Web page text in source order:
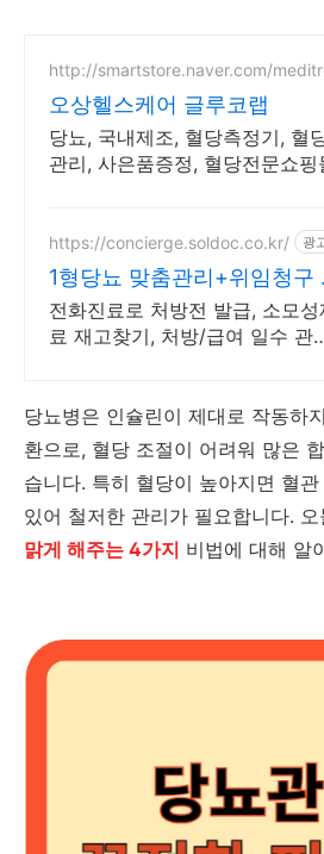
http://smartstore.naver.com/
오상헬스케어 글루코랩
당뇨, 국내제조, 혈당측정기, 혈
관리, 사은품증정, 혈당전문쇼핑
https://concierge.soldoc.co.kr/ 광
1형당뇨 맞춤관리+위임청구
처방 주기 무료알림
전화진료로 처방전 발급, 소모성
료 재고찾기, 처방/급여 일수 관
당뇨병은 인슐린이 제대로 작동하
환으로, 혈당 조절이 어려워 많은
습니다. 특히 혈당이 높아지면 혈
있어 철저한 관리가 필요합니다. 오
맑게 해주는 4가지 비법에 대해 알